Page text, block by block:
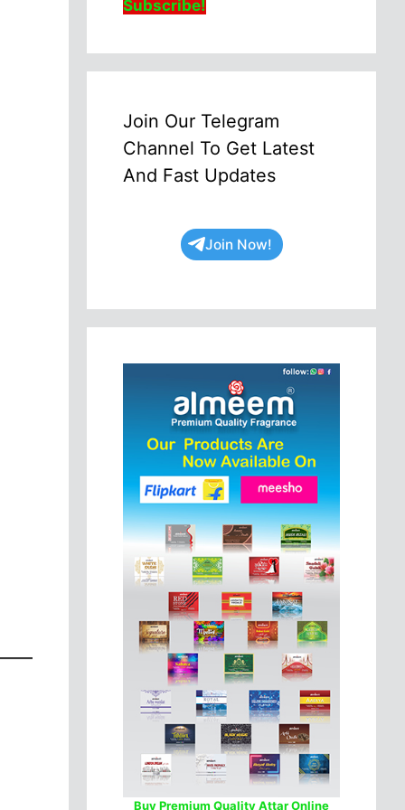
Subscribe!
Join Our Telegram
Channel To Get Latest
And Fast Updates
Join Now!
Buy Premium Quality Attar Online